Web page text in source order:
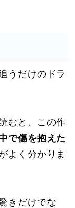
うだけのドラ
むと、この作
で傷を抱えた
よく分かりま
きだけでな